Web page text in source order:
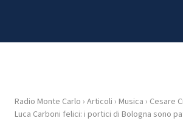
HOME
Radio Monte Carlo › Articoli › Musica › Cesare
Luca Carboni felici: i portici di Bologna sono